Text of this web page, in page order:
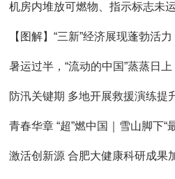
机房内堆放可燃物、指示标志未
【图解】“三新”经济展现蓬勃活力
暑运过半，“流动的中国”蒸蒸日上
防汛关键期 多地开展救援演练提
青春华章 “超”燃中国｜雪山脚下“
激活创新源 合肥大健康科研成果